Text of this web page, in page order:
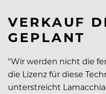
VERKAUF
GEPLANT
"Wir werden nicht die
die Lizenz für diese
unterstreicht